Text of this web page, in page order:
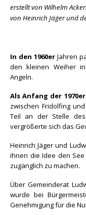
erstellt von Wilhelm
von Heinrich Jäger und
In den 1960erJahren
den kleinen Weiher
Angeln.
Als Anfang der 1970er
zwischen Fridolfing
Teil an der Stelle des
vergrößerte sich das
Heinrich Jäger und
ihnen die Idee den
zugänglich zu machen.
Über Gemeinderat
wurde bei
Genehmigung für die